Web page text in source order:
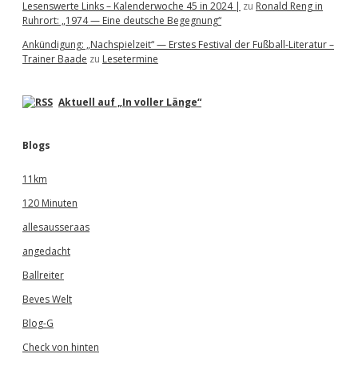
Lesenswerte Links – Kalenderwoche 45 in 2024 | zu Ronald Reng in
Ruhrort: „1974 — Eine deutsche Begegnung“
Ankündigung: „Nachspielzeit“ — Erstes Festival der Fußball-Literatur –
Trainer Baade zu Lesetermine
Aktuell auf „In voller Länge“
Blogs
11km
120 Minuten
allesausseraas
angedacht
Ballreiter
Beves Welt
Blog-G
Check von hinten